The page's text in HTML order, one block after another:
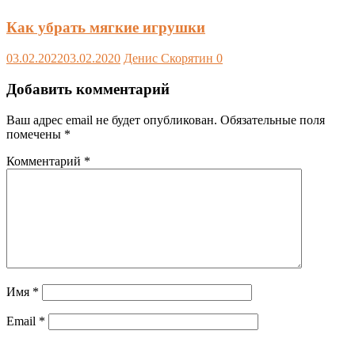
Как убрать мягкие игрушки
03.02.202203.02.2020 Денис Скорятин 0
Добавить комментарий
Ваш адрес email не будет опубликован. Обязательные поля
помечены *
Комментарий *
Имя *
Email *